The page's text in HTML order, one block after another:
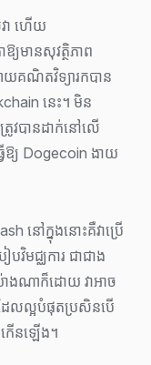
ា ហើយ
យមានសុវត្ថិភាព
ាយគណិតវិទ្យារកបាន
នេះ។ មិន
វបានដាក់នៅលើ
ើឱ្យ Dogecoin ងាយ
នៅក្នុងនោះគឺវាប្រើ
វិមជ្ឈការ ជាជាង
ាងណាក៏ដោយ វាអាច
ែលល្អបំផុតប្រសិនបើ
ើនឡើង។